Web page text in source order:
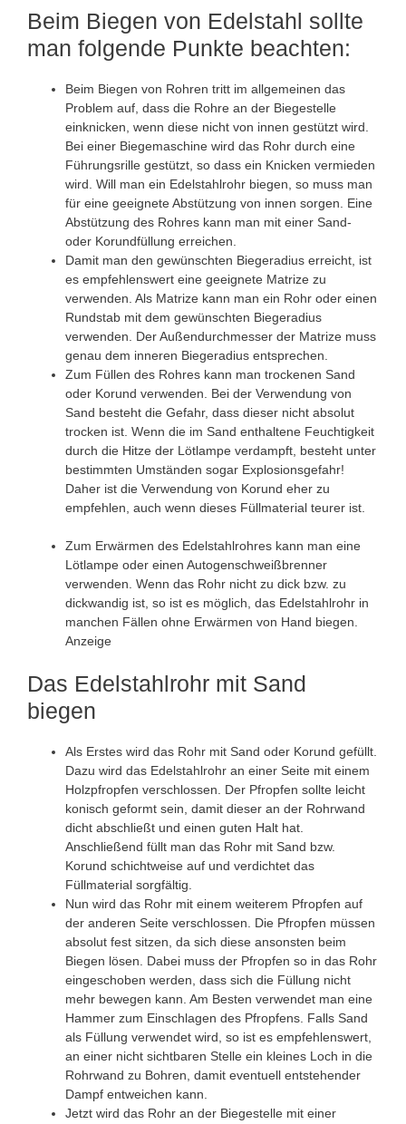
Beim Biegen von Edelstahl sollte
man folgende Punkte beachten:
Beim Biegen von Rohren tritt im allgemeinen das
Problem auf, dass die Rohre an der Biegestelle
einknicken, wenn diese nicht von innen gestützt wird.
Bei einer Biegemaschine wird das Rohr durch eine
Führungsrille gestützt, so dass ein Knicken vermieden
wird. Will man ein Edelstahlrohr biegen, so muss man
für eine geeignete Abstützung von innen sorgen. Eine
Abstützung des Rohres kann man mit einer Sand-
oder Korundfüllung erreichen.
Damit man den gewünschten Biegeradius erreicht, ist
es empfehlenswert eine geeignete Matrize zu
verwenden. Als Matrize kann man ein Rohr oder einen
Rundstab mit dem gewünschten Biegeradius
verwenden. Der Außendurchmesser der Matrize muss
genau dem inneren Biegeradius entsprechen.
Zum Füllen des Rohres kann man trockenen Sand
oder Korund verwenden. Bei der Verwendung von
Sand besteht die Gefahr, dass dieser nicht absolut
trocken ist. Wenn die im Sand enthaltene Feuchtigkeit
durch die Hitze der Lötlampe verdampft, besteht unter
bestimmten Umständen sogar Explosionsgefahr!
Daher ist die Verwendung von Korund eher zu
empfehlen, auch wenn dieses Füllmaterial teurer ist.
Zum Erwärmen des Edelstahlrohres kann man eine
Lötlampe oder einen Autogenschweißbrenner
verwenden. Wenn das Rohr nicht zu dick bzw. zu
dickwandig ist, so ist es möglich, das Edelstahlrohr in
manchen Fällen ohne Erwärmen von Hand biegen.
Anzeige
Das Edelstahlrohr mit Sand
biegen
Als Erstes wird das Rohr mit Sand oder Korund gefüllt.
Dazu wird das Edelstahlrohr an einer Seite mit einem
Holzpfropfen verschlossen. Der Pfropfen sollte leicht
konisch geformt sein, damit dieser an der Rohrwand
dicht abschließt und einen guten Halt hat.
Anschließend füllt man das Rohr mit Sand bzw.
Korund schichtweise auf und verdichtet das
Füllmaterial sorgfältig.
Nun wird das Rohr mit einem weiterem Pfropfen auf
der anderen Seite verschlossen. Die Pfropfen müssen
absolut fest sitzen, da sich diese ansonsten beim
Biegen lösen. Dabei muss der Pfropfen so in das Rohr
eingeschoben werden, dass sich die Füllung nicht
mehr bewegen kann. Am Besten verwendet man eine
Hammer zum Einschlagen des Pfropfens. Falls Sand
als Füllung verwendet wird, so ist es empfehlenswert,
an einer nicht sichtbaren Stelle ein kleines Loch in die
Rohrwand zu Bohren, damit eventuell entstehender
Dampf entweichen kann.
Jetzt wird das Rohr an der Biegestelle mit einer